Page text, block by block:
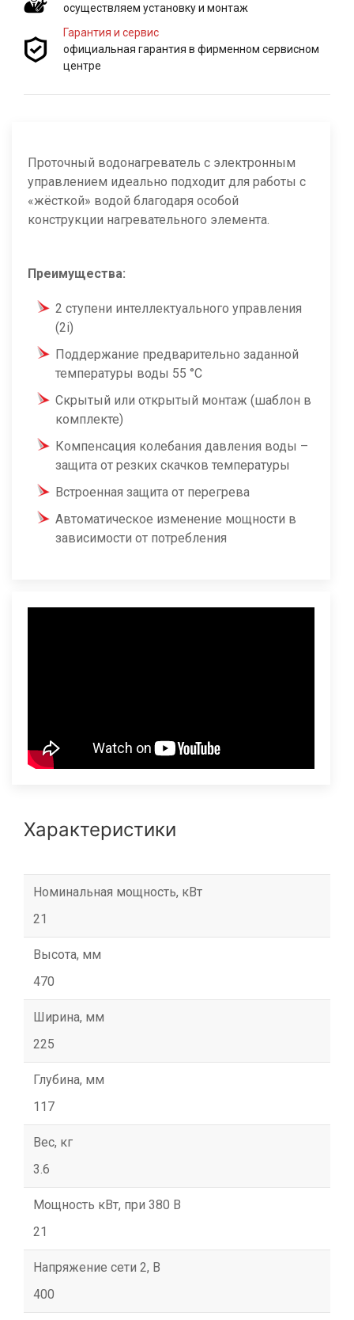
осуществляем установку и монтаж
Гарантия и сервис
официальная гарантия в фирменном сервисном
центре
Проточный водонагреватель с электронным
управлением идеально подходит для работы с
«жёсткой» водой благодаря особой
конструкции нагревательного элемента.
Преимущества:
2 ступени интеллектуального управления
(2i)
Поддержание предварительно заданной
температуры воды 55 °С
Скрытый или открытый монтаж (шаблон в
комплекте)
Компенсация колебания давления воды –
защита от резких скачков температуры
Встроенная защита от перегрева
Автоматическое изменение мощности в
зависимости от потребления
Характеристики
Номинальная мощность, кВт
21
Высота, мм
470
Ширина, мм
225
Глубина, мм
117
Вес, кг
3.6
Мощность кВт, при 380 В
21
Напряжение сети 2, В
400